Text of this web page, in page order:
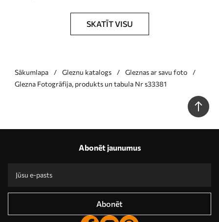
SKATĪT VISU
Sākumlapa Gleznu katalogs
Gleznas ar savu foto
Glezna Fotogrāfija, produkts un tabula Nr s33381
Abonēt jaunumus
Abonēt